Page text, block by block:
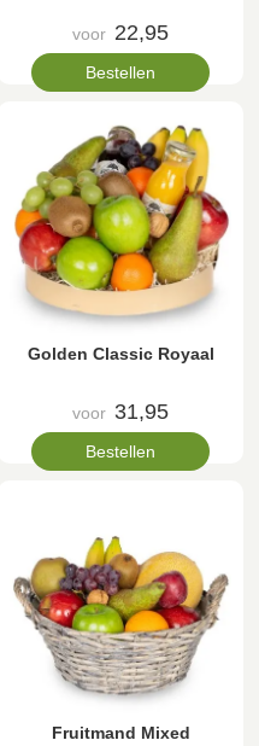
voor 22,95
Bestellen
Golden Classic Royaal
voor 31,95
Bestellen
Fruitmand Mixed